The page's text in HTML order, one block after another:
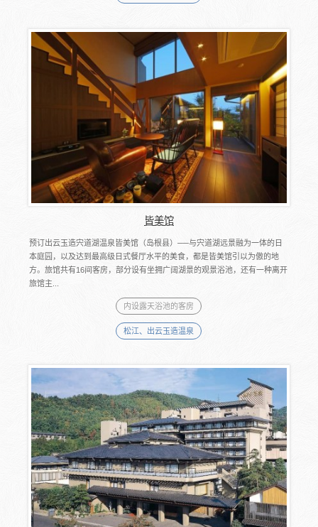
皆美馆
预订出云玉造宍道湖温泉皆美馆（岛根县）──与宍道湖远景融为一体的日
本庭园，以及达到最高级日式餐厅水平的美食，都是皆美馆引以为傲的地
方。旅馆共有16间客房，部分设有坐拥广阔湖景的观景浴池，还有一种离开
旅馆主...
内设露天浴池的客房
松江、出云玉造温泉